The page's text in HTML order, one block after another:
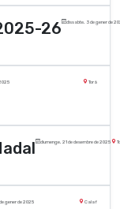
26 dissabte, 3 de gener de
Torà
diumenge, 21 de desembre de 2025
gener de 2025 Calaf